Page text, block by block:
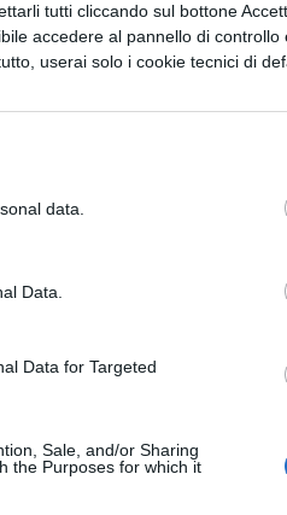
tutti cliccando sul bottone
accedere al pannello di controllo
userai solo i cookie tecnici di
data.
Data.
Data for Targeted
Sale, and/or Sharing
the Purposes for which it
Tecnico Chimica,
Tecnico Chimica,